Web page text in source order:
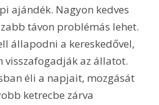
ajándék. Nagyon kedves
távon problémás lehet.
állapodni a kereskedővel,
visszafogadják az állatot.
éli a napjait, mozgását
ketrecbe zárva